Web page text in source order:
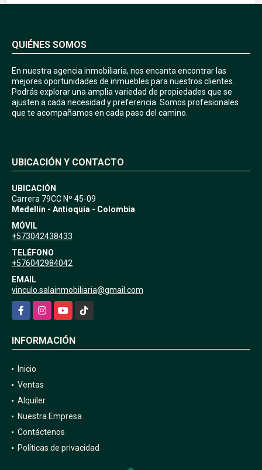
QUIÉNES SOMOS
En nuestra agencia inmobiliaria, nos encanta encontrar las
mejores oportunidades de inmuebles para nuestros clientes.
Podrás explorar una amplia variedad de propiedades que se
ajusten a cada necesidad y preferencia. Somos profesionales
que te acompañamos en cada paso del camino.
UBICACIÓN Y CONTACTO
UBICACIÓN
Carrera 79CC Nº 45-09
Medellín - Antioquia - Colombia
MÓVIL
+573042438433
TELÉFONO
+576042984042
EMAIL
vinculo.salainmobiliaria@gmail.com
FacebookInstagramYouTubeTikTok
INFORMACIÓN
Inicio
Ventas
Alquiler
Nuestra Empresa
Contáctenos
Políticas de privacidad